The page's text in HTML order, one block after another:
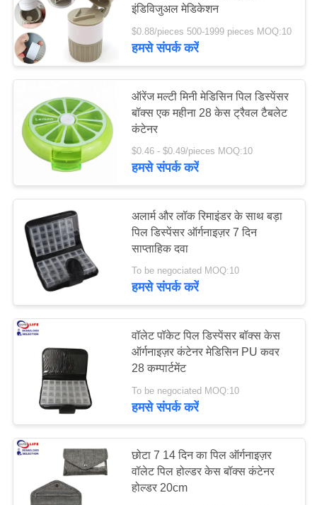
होमकेयर चिकित्सा आपूर्ति
चिकित्सा टेप पट्टियाँ
135
कार प्राथमिक चिकित्सा
किट
इंडिविजुअल मेडिकेशन
$0.88/pieces 500-1999 pieces MOQ:10
हमसे संपर्क करें
ऑरेंज मल्टी मिनी मेडिसिन पिल डिस्पेंसर
बॉक्स एक महीना 28 केस ट्रैवल टैबलेट
कंटेनर
$0.46 - $0.49/pieces MOQ:10
हमसे संपर्क करें
अलार्म और लॉक रिमाइंडर के साथ बड़ा
पिल डिस्पेंसर ऑर्गनाइज़र 7 दिन
साप्ताहिक दवा
To be negociated MOQ:10
हमसे संपर्क करें
वॉलेट पॉकेट पिल डिस्पेंसर बॉक्स केस
ऑर्गनाइज़र कंटेनर मेडिसिन PU कवर
28 कम्पार्टमेंट
To be negociated MOQ:10
हमसे संपर्क करें
छोटा 7 14 दिन का पिल ऑर्गनाइज़र
वॉलेट पिल होल्डर केस बॉक्स कंटेनर
होल्डर 20cm